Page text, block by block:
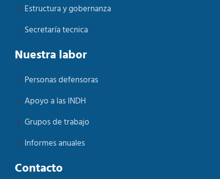
Estructura y gobernanza
Secretaría tecnica
Nuestra labor
Personas defensoras
Apoyo a las INDH
Grupos de trabajo
Informes anuales
Contacto